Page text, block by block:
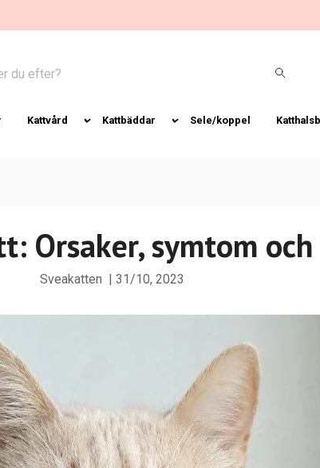
Kattvård Kattbäddar Sele/koppel
Orsaker, symtom
Sveakatten 31/10, 2023